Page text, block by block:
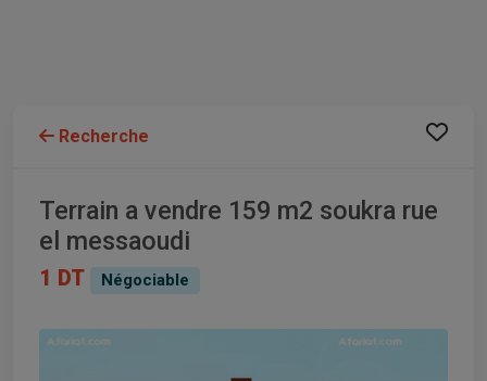
Recherche
Terrain a vendre 159 m2 soukra rue
el messaoudi
1 DT Négociable